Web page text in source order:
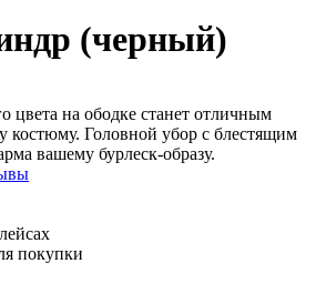
(черный)
на ободке станет отличным
костюму. Головной убор с блестящим
вашему бурлеск-образу.
покупки